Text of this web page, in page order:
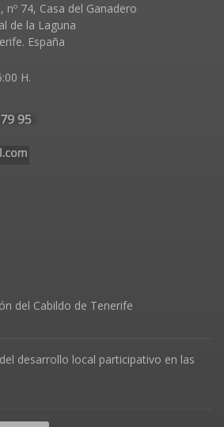
nº 74, Casa del Ganadero
de la Laguna
España
H.
del Cabildo de Tenerife
desarrollo local participativo en las